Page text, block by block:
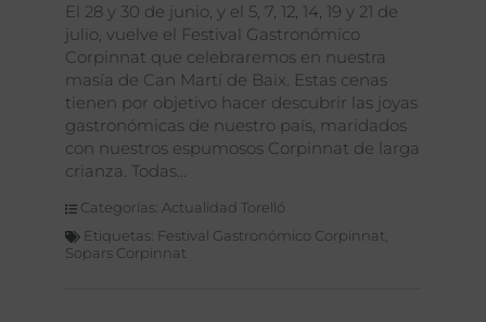
El 28 y 30 de junio, y el 5, 7, 12, 14, 19 y 21 de
julio, vuelve el Festival Gastronómico
Corpinnat que celebraremos en nuestra
masía de Can Martí de Baix. Estas cenas
tienen por objetivo hacer descubrir las joyas
gastronómicas de nuestro país, maridados
con nuestros espumosos Corpinnat de larga
crianza. Todas
Categorías: Actualidad Torelló
Etiquetas: Festival Gastronómico Corpinnat
Sopars Corpinnat